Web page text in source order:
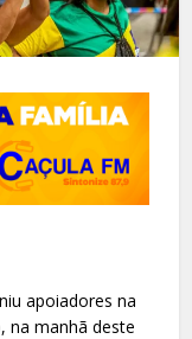
apoiadores na
na manhã deste